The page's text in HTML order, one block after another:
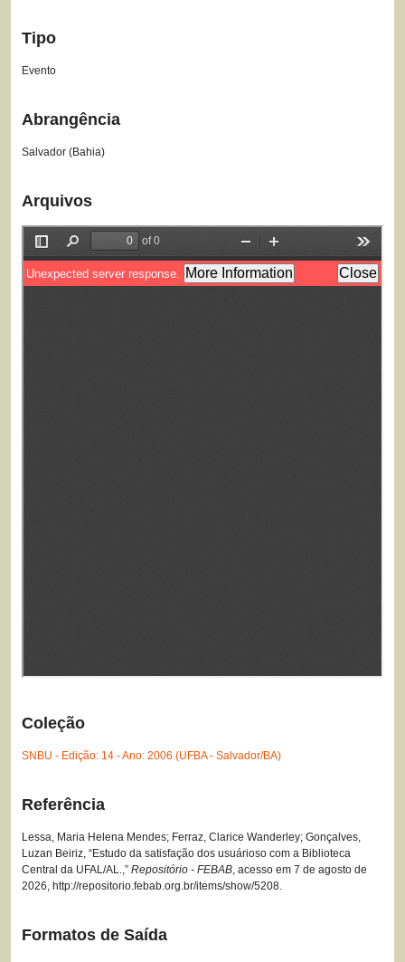
Tipo
Evento
Abrangência
Salvador (Bahia)
Arquivos
Coleção
SNBU - Edição: 14 - Ano: 2006 (UFBA - Salvador/BA)
Referência
Lessa, Maria Helena Mendes; Ferraz, Clarice Wanderley; Gonçalves,
Luzan Beiriz, “Estudo da satisfação dos usuárioso com a Biblioteca
Central da UFAL/AL.,” Repositório - FEBAB, acesso em 7 de agosto de
2026, http://repositorio.febab.org.br/items/show/5208.
Formatos de Saída